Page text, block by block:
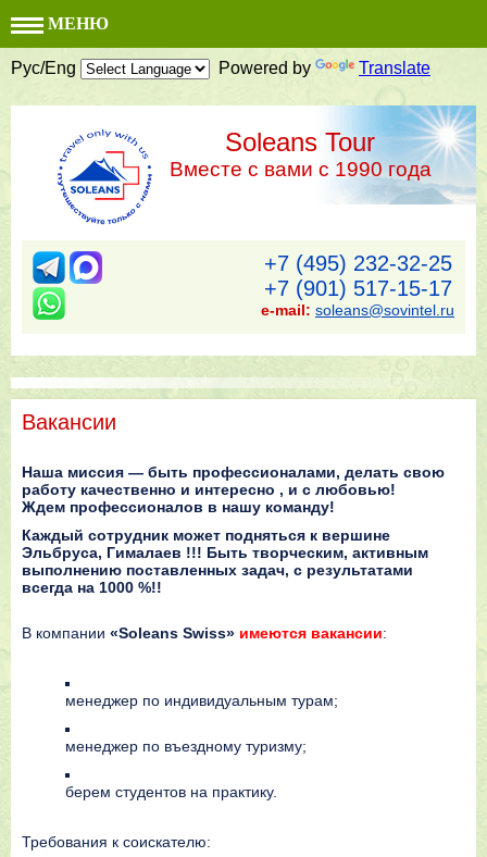
МЕНЮ
Рус/Eng Powered by Translate
Soleans Tour
Вместе с вами с 1990 года
+7 (495) 232-32-25
+7 (901) 517-15-17
e-mail: soleans@sovintel.ru
Вакансии
Наша миссия — быть профессионалами, делать свою
работу качественно и интересно , и с любовью!
Ждем профессионалов в нашу команду!
Каждый сотрудник может подняться к вершине
Эльбруса, Гималаев !!! Быть творческим, активным
выполнению поставленных задач, с результатами
всегда на 1000 %!!
В компании «Soleans Swiss» имеются вакансии:
менеджер по индивидуальным турам;
менеджер по въездному туризму;
берем студентов на практику.
Требования к соискателю: